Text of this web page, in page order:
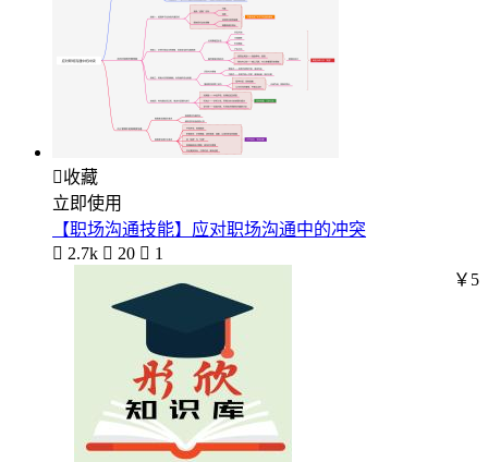
收藏
立即使用
【职场沟通技能】应对职场沟通中的冲突
 2.7k  20  1
￥5